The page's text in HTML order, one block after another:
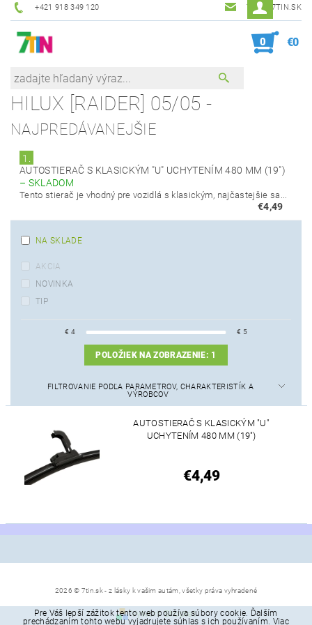
+421 918 349 120 7TIN@7TIN.SK
0 €0
HILUX [RAIDER] 05/05 -
NAJPREDÁVANEJŠIE
1.
AUTOSTIERAČ S KLASICKÝM "U" UCHYTENÍM 480 MM (19")
– SKLADOM
Tento stierač je vhodný pre vozidlá s klasickým, najčastejšie sa...
€4,49
NA SKLADE
AKCIA
NOVINKA
TIP
€ 4 € 5
POLOŽIEK NA ZOBRAZENIE: 1
FILTROVANIE PODĽA PARAMETROV, CHARAKTERISTÍK A
VÝROBCOV
AUTOSTIERAČ S KLASICKÝM "U"
UCHYTENÍM 480 MM (19")
€4,49
2026 © 7tin.sk - z lásky k vašim autám, všetky práva vyhradené
Vytvoril Shoptet
Pre Váš lepší zážitok tento web používa súbory cookie. Ďalším
prechádzaním tohto webu vyjadrujete súhlas s ich používaním. Viac